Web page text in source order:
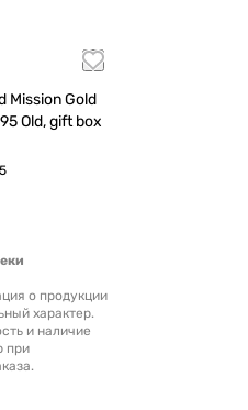
о продукции
характер.
и наличие
при